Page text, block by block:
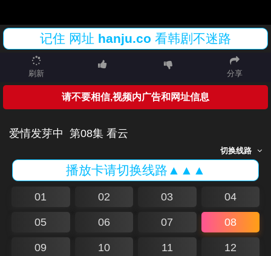
记住 网址 hanju.co 看韩剧不迷路
刷新 分享
请不要相信,视频内广告和网址信息
爱情发芽中 第08集 看云
切换线路
播放卡请切换线路▲▲▲
01 02 03 04
05 06 07 08
09 10 11 12